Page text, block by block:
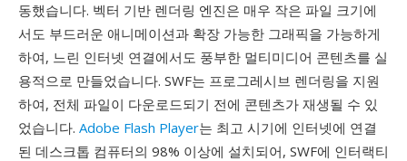
동했습니다. 벡터 기반 렌더링 엔진은 매우 작은 파일 크기에
서도 부드러운 애니메이션과 확장 가능한 그래픽을 가능하게
하여, 느린 인터넷 연결에서도 풍부한 멀티미디어 콘텐츠를 실
용적으로 만들었습니다. SWF는 프로그레시브 렌더링을 지원
하여, 전체 파일이 다운로드되기 전에 콘텐츠가 재생될 수 있
었습니다. Adobe Flash Player는 최고 시기에 인터넷에 연결
된 데스크톱 컴퓨터의 98% 이상에 설치되어, SWF에 인터랙티